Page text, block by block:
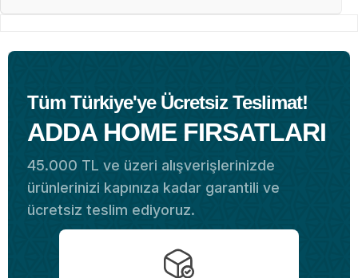
Tüm Türkiye'ye Ücretsiz Teslimat!
ADDA HOME FIRSATLARI
45.000 TL ve üzeri alışverişlerinizde
ürünlerinizi kapınıza kadar garantili ve
ücretsiz teslim ediyoruz.